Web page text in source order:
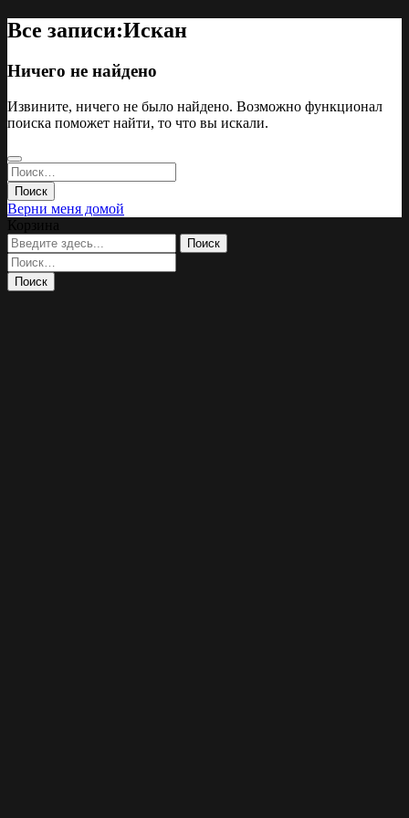
Все записи:Искан
Ничего не найдено
Извините, ничего не было найдено. Возможно функционал
поиска поможет найти, то что вы искали.
Верни меня домой